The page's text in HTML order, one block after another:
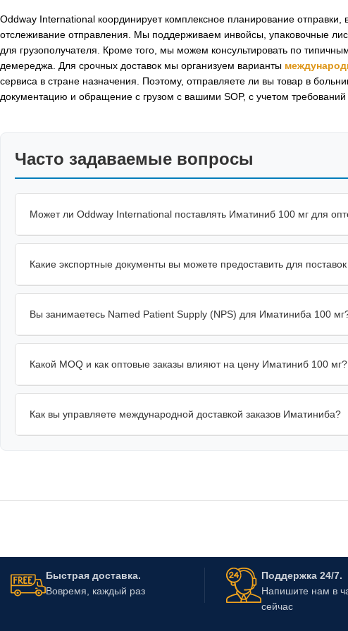
Oddway International координирует комплексное планирование отправки,
отслеживание отправления. Мы поддерживаем инвойсы, упаковочные
для грузополучателя. Кроме того, мы можем консультировать по
демереджа. Для срочных доставок мы организуем варианты
сервиса в стране назначения. Поэтому, отправляете ли вы товар в
документацию и обращение с грузом с вашими SOP, с учетом
Часто задаваемые вопросы
Может ли Oddway International поставлять Иматиниб 100 мг для
Какие экспортные документы вы можете предоставить для
Вы занимаетесь Named Patient Supply (NPS) для Иматиниба 100
Какой MOQ и как оптовые заказы влияют на цену Иматиниб 100 мг?
Как вы управляете международной доставкой заказов Иматиниба?
Быстрая доставка.
Вовремя, каждый раз
Поддержка 24/7.
Напишите нам в
сейчас